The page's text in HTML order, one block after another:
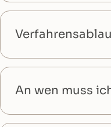
An wen muss